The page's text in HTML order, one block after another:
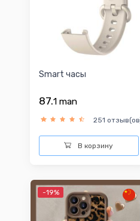
Smart часы
87.1 man
251
В корзину
-19%